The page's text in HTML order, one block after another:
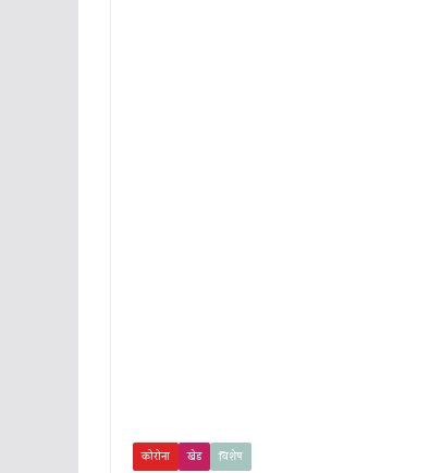
कोरोना खेड विशेष